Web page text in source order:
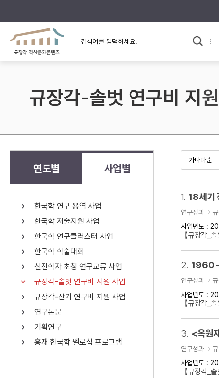
규장각의 어제와 오늘
규장각 소개영상
사료와 문학으로 본
고대
고려
조선 후기
근대
검색 연산자 사용안내
연산자
AND
OR 정조 OR 정약용 “정조” 또는 “
료를 검색
규장각-솔벗 연구비 지
연도별 사업별
한국학 연구 용역 사업
한국학 저술지원 사업
한국학 연구클러스터 사업
한국학 학술대회
신진학자 초청 연구교류 사업
규장각-솔벗 연구비 지원 사업
규장각-산기 연구비 지원 사업
연구논문
기획연구
홍재 한국학 펠로십 프로그램
1. 18세기
연구성과
사업년도 :
【규장각_
2.
연구성과
사업년도 :
【규장각_
3. <옥원
연구성과
사업년도 :
【규장각_